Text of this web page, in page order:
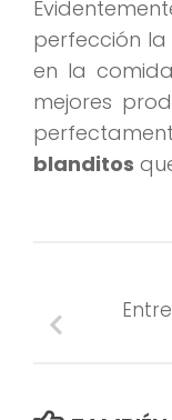
perfección
en la
mejores
blanditos